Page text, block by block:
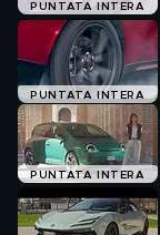
PUNTATA INTERA
PUNTATA INTERA
PUNTATA INTERA